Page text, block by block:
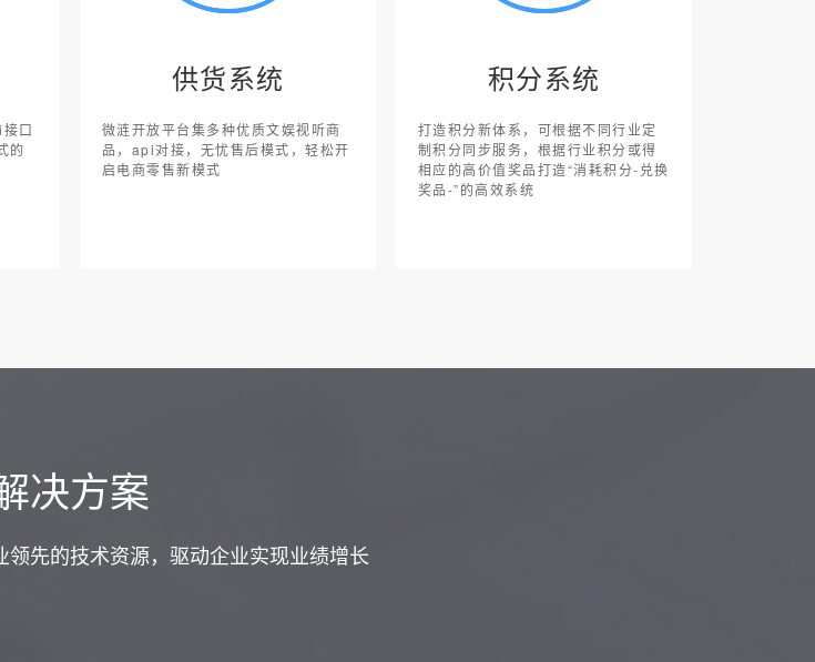
口
的
供货系统
微涟开放平台集多种优质文娱视听商
品，api对接，无忧售后模式，轻松开
启电商零售新模式
积分系统
打造积分新体系，可根据不同行业定
制积分同步服务，根据行业积分或得
相应的高价值奖品打造“消耗积分-兑换
奖品-”的高效系统
决方案
先的技术资源，驱动企业实现业绩增长